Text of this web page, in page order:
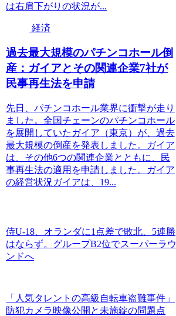
は右肩下がりの状況が...
経済
過去最大規模のパチンコホール倒
産：ガイアとその関連企業7社が
民事再生法を申請
先日、パチンコホール業界に衝撃が走り
ました。全国チェーンのパチンコホール
を展開していたガイア（東京）が、過去
最大規模の倒産を発表しました。ガイア
は、その他6つの関連企業とともに、民
事再生法の適用を申請しました。ガイア
の経営状況ガイアは、19...
侍U-18、オランダに1点差で敗北、5連勝
はならず。グループB2位でスーパーラウ
ンドへ
「人気タレントの高級自転車盗難事件」
防犯カメラ映像公開と未施錠の問題点